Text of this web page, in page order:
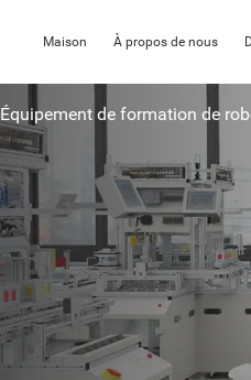
Maison À propos de nous
Équipement de formation de